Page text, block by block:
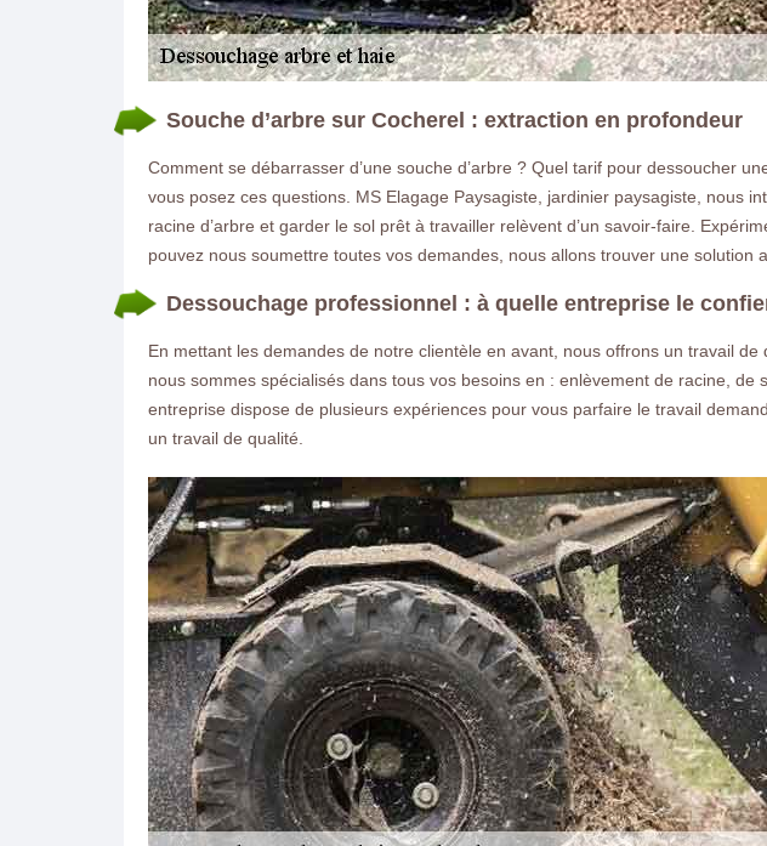
Souche d’arbre sur Cocherel : extraction en profondeur
Comment se débarrasser d’une souche d’arbre ? Quel tarif pour dessoucher
vous posez ces questions. MS Elagage Paysagiste, jardinier paysagiste, nous
racine d’arbre et garder le sol prêt à travailler relèvent d’un savoir-faire.
pouvez nous soumettre toutes vos demandes, nous allons trouver une solution
Dessouchage professionnel : à quelle entreprise le
En mettant les demandes de notre clientèle en avant, nous offrons un travail
nous sommes spécialisés dans tous vos besoins en : enlèvement de racine,
entreprise dispose de plusieurs expériences pour vous parfaire le travail
un travail de qualité.